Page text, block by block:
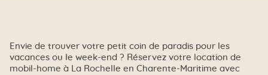
Envie de trouver votre petit coin de paradis pour les
vacances ou le week-end ? Réservez votre location de
mobil-home à La Rochelle en Charente-Maritime avec